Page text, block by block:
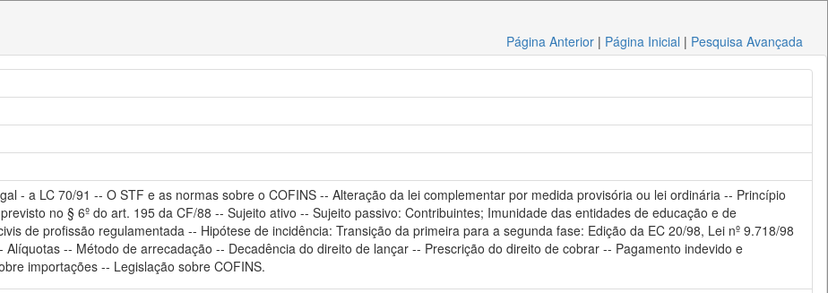
Página Anterior | Página Inicial | Pesquisa Avançada
- a LC 70/91 -- O STF e as normas sobre o COFINS -- Alteração da lei complementar por medida provisória ou lei ordinária -- Princípio
no § 6º do art. 195 da CF/88 -- Sujeito ativo -- Sujeito passivo: Contribuintes; Imunidade das entidades de educação e de
de profissão regulamentada -- Hipótese de incidência: Transição da primeira para a segunda fase: Edição da EC 20/98, Lei nº 9.718/98
-- Método de arrecadação -- Decadência do direito de lançar -- Prescrição do direito de cobrar -- Pagamento indevido e
importações -- Legislação sobre COFINS.